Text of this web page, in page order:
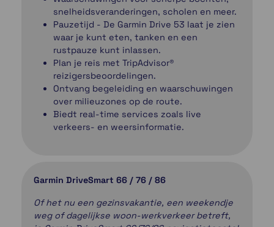
snelheidsveranderingen, scholen en meer.
Pauzetijd - De Garmin Drive 53 laat je zien
waar je kunt eten, tanken en een
rustpauze kunt inlassen.
Plan je reis met TripAdvisor®
reizigersbeoordelingen.
Ontvang begeleiding en waarschuwingen
over milieuzones op de route.
Biedt real-time services zoals live
verkeers- en weersinformatie.
Garmin DriveSmart 66 / 76 / 86
Of het nu een gezinsvakantie, een weekendje
weg of dagelijkse woon-werkverkeer betreft,